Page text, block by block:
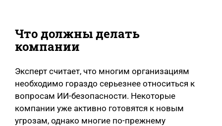
Что должны делать
компании
Эксперт считает, что многим организациям
необходимо гораздо серьезнее относиться к
вопросам ИИ-безопасности. Некоторые
компании уже активно готовятся к новым
угрозам, однако многие по-прежнему